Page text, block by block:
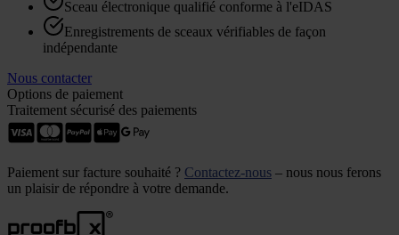
Sceau électronique qualifié conforme à l'eIDAS
Enregistrements de sceaux vérifiables de façon
indépendante
Nous contacter
Options de paiement
Traitement sécurisé des paiements
Paiement sur facture souhaité ? Contactez-nous – nous nous ferons
un plaisir de répondre à votre demande.